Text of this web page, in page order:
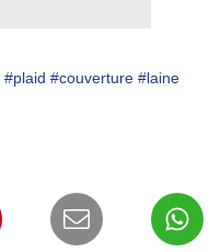
#plaid #couverture #laine